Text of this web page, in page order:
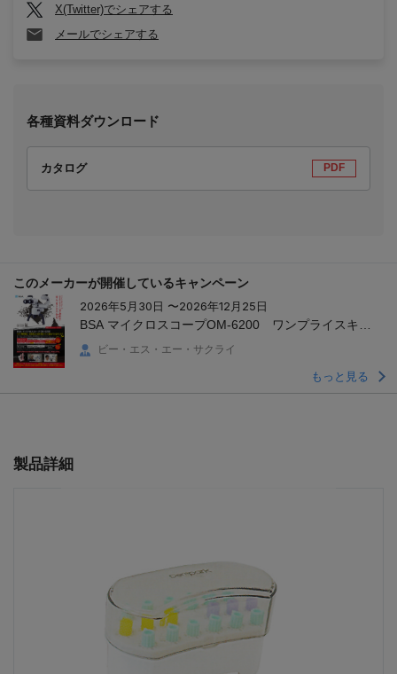
X(Twitter)でシェアする
メールでシェアする
各種資料ダウンロード
カタログ PDF
このメーカーが開催しているキャンペーン
2026年5月30日 〜2026年12月25日
BSA マイクロスコープOM-6200 ワンプライスキャ
ンペーン
ビー・エス・エー・サクライ
もっと見る
製品詳細